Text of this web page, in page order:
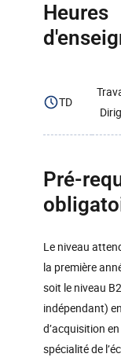
Heures
TD
Pré-
Le niveau
la première
soit le niveau
indépendant)
d’acquisition
spécialité de